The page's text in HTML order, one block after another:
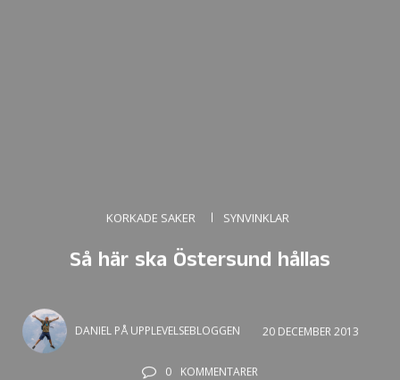
KORKADE SAKER SYNVINKLAR
Så här ska Östersund hållas
DANIEL PÅ UPPLEVELSEBLOGGEN 20 DECEMBER 2013
0 KOMMENTARER